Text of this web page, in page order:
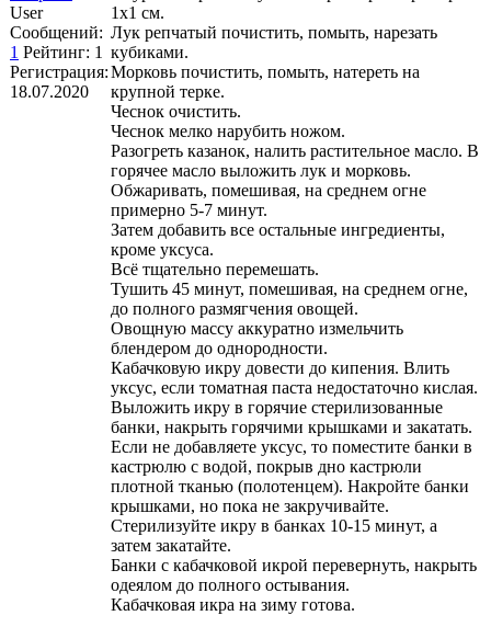
User
Сообщений:
1 Рейтинг: 1
Регистрация:
18.07.2020
1х1 см.
Лук репчатый почистить, помыть, нарезать
кубиками.
Морковь почистить, помыть, натереть на
крупной терке.
Чеснок очистить.
Чеснок мелко нарубить ножом.
Разогреть казанок, налить растительное масло. В
горячее масло выложить лук и морковь.
Обжаривать, помешивая, на среднем огне
примерно 5-7 минут.
Затем добавить все остальные ингредиенты,
кроме уксуса.
Всё тщательно перемешать.
Тушить 45 минут, помешивая, на среднем огне,
до полного размягчения овощей.
Овощную массу аккуратно измельчить
блендером до однородности.
Кабачковую икру довести до кипения. Влить
уксус, если томатная паста недостаточно кислая.
Выложить икру в горячие стерилизованные
банки, накрыть горячими крышками и закатать.
Если не добавляете уксус, то поместите банки в
кастрюлю с водой, покрыв дно кастрюли
плотной тканью (полотенцем). Накройте банки
крышками, но пока не закручивайте.
Стерилизуйте икру в банках 10-15 минут, а
затем закатайте.
Банки с кабачковой икрой перевернуть, накрыть
одеялом до полного остывания.
Кабачковая икра на зиму готова.